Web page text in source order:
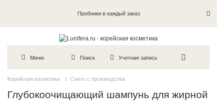
Пробники в каждый заказ
Меню Поиск Учетная запись
Корейская косметика Снято с производства
Глубокоочищающий шампунь для жирной